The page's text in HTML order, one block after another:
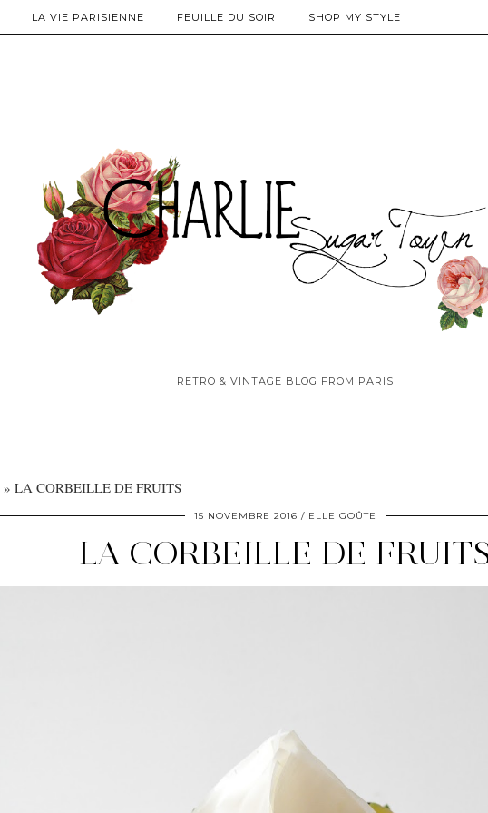
RETRO & VINTAGE BLOG FROM PARIS
LA VIE PARISIENNE FEUILLE DU SOIR SHOP MY STYLE
» LA CORBEILLE DE FRUITS
15 NOVEMBRE 2016 ELLE GOÛTE
LA CORBEILLE DE